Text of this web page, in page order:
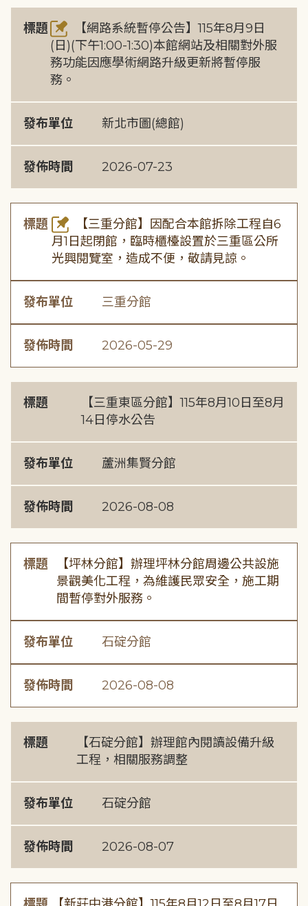
標題
【網路系統暫停公告】115年8月9日
(日)(下午1:00-1:30)本館網站及相關對外服
務功能因應學術網路升級更新將暫停服
務。
發布單位 新北市圖(總館)
發佈時間 2026-07-23
標題
【三重分館】因配合本館拆除工程自6
月1日起閉館，臨時櫃檯設置於三重區公所
光興閱覽室，造成不便，敬請見諒。
發布單位 三重分館
發佈時間 2026-05-29
標題
【三重東區分館】115年8月10日至8月
14日停水公告
發布單位 蘆洲集賢分館
發佈時間 2026-08-08
標題
【坪林分館】辦理坪林分館周邊公共設施
景觀美化工程，為維護民眾安全，施工期
間暫停對外服務。
發布單位 石碇分館
發佈時間 2026-08-08
標題
【石碇分館】辦理館內閱讀設備升級
工程，相關服務調整
發布單位 石碇分館
發佈時間 2026-08-07